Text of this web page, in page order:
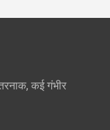
कई गंभीर